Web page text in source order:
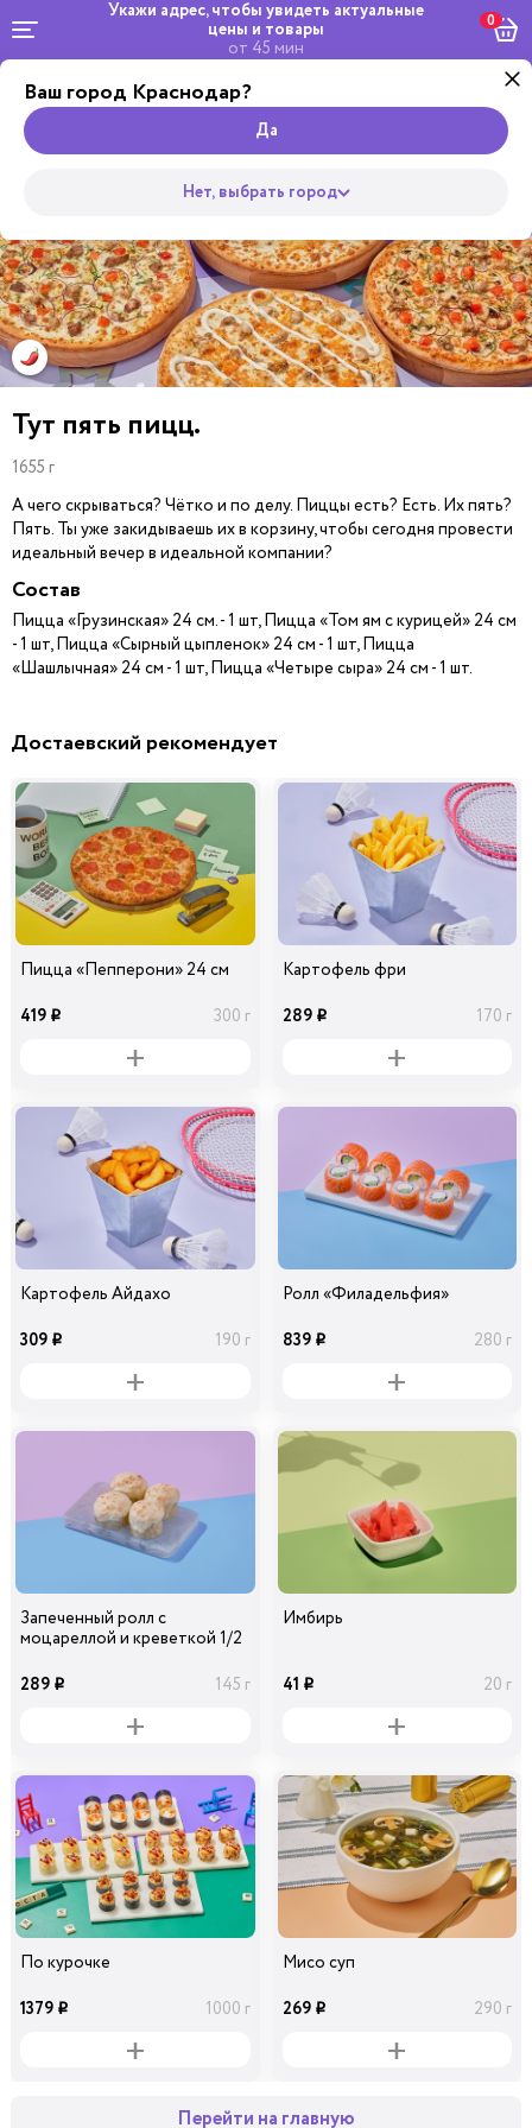
Укажи адрес, чтобы увидеть актуальные
цены и товары
от 45 мин
Ваш город Краснодар?
Да
Нет, выбрать город
0
Роллы
Комбо и
Тут пять пицц.
1655 г
А чего скрываться? Чётко и по делу. Пиццы есть? Есть. Их пять?
Пять. Ты уже закидываешь их в корзину, чтобы сегодня провести
идеальный вечер в идеальной компании?
Состав
Пицца «Грузинская» 24 см. - 1 шт, Пицца «Том ям с курицей» 24 см
- 1 шт, Пицца «Сырный цыпленок» 24 см - 1 шт, Пицца
«Шашлычная» 24 см - 1 шт, Пицца «Четыре сыра» 24 см - 1 шт.
Достаевский рекомендует
Пицца «Пепперони» 24 см
419 i 300 г
Картофель фри
289 i 170 г
Картофель Айдахо
309 i 190 г
Ролл «Филадельфия»
839 i 280 г
Запеченный ролл с
моцареллой и креветкой 1/2
289 i 145 г
Имбирь
41 i 20 г
По курочке
1379 i 1000 г
Мисо суп
269 i 290 г
Перейти на главную